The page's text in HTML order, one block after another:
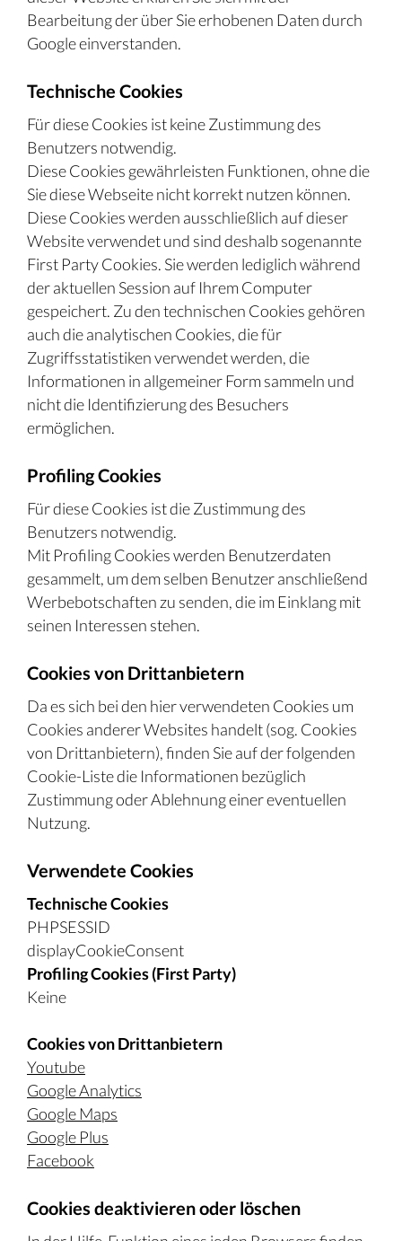
Bearbeitung der über Sie erhobenen Daten durch
Google einverstanden.
Technische Cookies
Für diese Cookies ist keine Zustimmung des
Benutzers notwendig.
Diese Cookies gewährleisten Funktionen, ohne die
Sie diese Webseite nicht korrekt nutzen können.
Diese Cookies werden ausschließlich auf dieser
Website verwendet und sind deshalb sogenannte
First Party Cookies. Sie werden lediglich während
der aktuellen Session auf Ihrem Computer
gespeichert. Zu den technischen Cookies gehören
auch die analytischen Cookies, die für
Zugriffsstatistiken verwendet werden, die
Informationen in allgemeiner Form sammeln und
nicht die Identifizierung des Besuchers
ermöglichen.
Profiling Cookies
Für diese Cookies ist die Zustimmung des
Benutzers notwendig.
Mit Profiling Cookies werden Benutzerdaten
gesammelt, um dem selben Benutzer anschließend
Werbebotschaften zu senden, die im Einklang mit
seinen Interessen stehen.
Cookies von Drittanbietern
Da es sich bei den hier verwendeten Cookies um
Cookies anderer Websites handelt (sog. Cookies
von Drittanbietern), finden Sie auf der folgenden
Cookie-Liste die Informationen bezüglich
Zustimmung oder Ablehnung einer eventuellen
Nutzung.
Verwendete Cookies
Technische Cookies
PHPSESSID
displayCookieConsent
Profiling Cookies (First Party)
Keine
Cookies von Drittanbietern
Youtube
Google Analytics
Google Maps
Google Plus
Facebook
Cookies deaktivieren oder löschen